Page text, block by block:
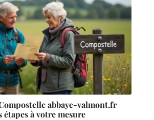
abbaye-valmont.fr
à votre mesure